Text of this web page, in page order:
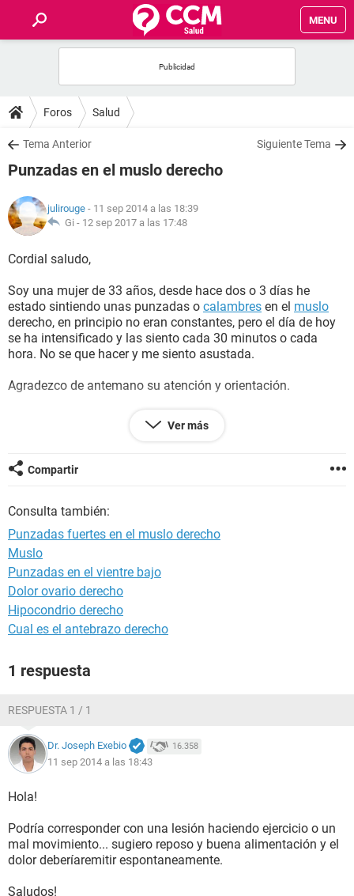
MENU
FOROS
SALUD
NUTRICIÓN
BIENESTAR
SEXUALIDAD
GLOSARIO
Foros Salud
Tema Anterior Siguiente Tema
Punzadas en el muslo derecho
julirouge - 11 sep 2014 a las 18:39
Gi - 12 sep 2017 a las 17:48
Cordial saludo,
Soy una mujer de 33 años, desde hace dos o 3 días he
estado sintiendo unas punzadas o calambres en el muslo
derecho, en principio no eran constantes, pero el día de hoy
se ha intensificado y las siento cada 30 minutos o cada
hora. No se que hacer y me siento asustada.
Agradezco de antemano su atención y orientación.
Ver más
Compartir
Consulta también:
Punzadas fuertes en el muslo derecho
Muslo
Punzadas en el vientre bajo
Dolor ovario derecho
Hipocondrio derecho
Cual es el antebrazo derecho
1 respuesta
RESPUESTA 1 / 1
Dr. Joseph Exebio 16.358
11 sep 2014 a las 18:43
Hola!
Podría corresponder con una lesión haciendo ejercicio o un
mal movimiento... sugiero reposo y buena alimentación y el
dolor deberíaremitir espontaneamente.
Saludos!